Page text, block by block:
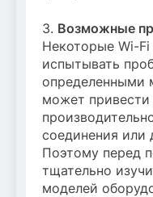
3. Возможные
Некоторые Wi-
испытывать
определенными
может привести
соединения или
Поэтому перед
тщательно
моделей